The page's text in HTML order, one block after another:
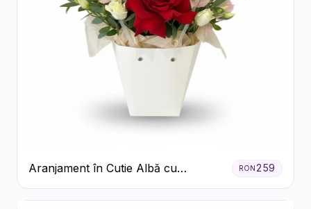
Aranjament în Cutie Albă cu
Trandafiri Roșii și Lisianthus
RON259